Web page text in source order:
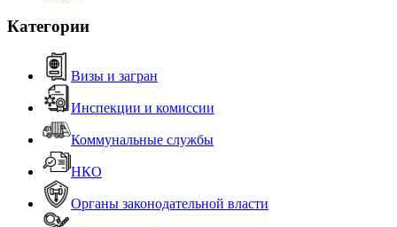
Категории
Визы и загран
Инспекции и комиссии
Коммунальные службы
НКО
Органы законодательной власти